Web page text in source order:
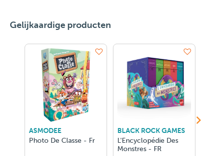
Gelijkaardige producten
ASMODEE
Photo De Classe - Fr
BLACK ROCK GAMES
L'Encyclopédie Des
Monstres - FR